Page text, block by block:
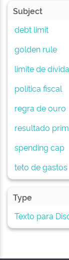
Subject
debt limit
golden rule
limite de dívida
política fiscal
regra de ouro
resultado
spending cap
teto de gastos
Type
Texto para